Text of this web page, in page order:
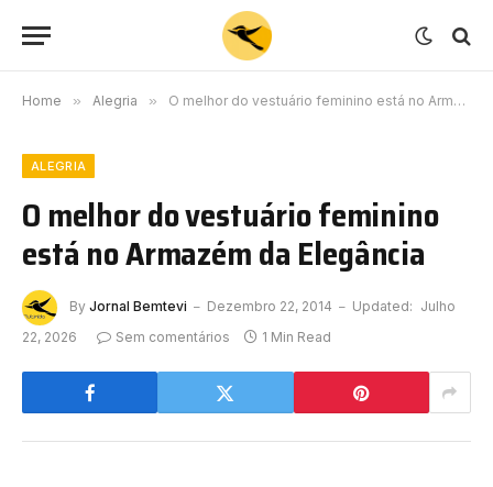
Home » Alegria » O melhor do vestuário feminino está no Armazém da Elegância
ALEGRIA
O melhor do vestuário feminino
está no Armazém da Elegância
By Jornal Bemtevi Dezembro 22, 2014 Updated: Julho
22, 2026
Sem comentários 1 Min Read